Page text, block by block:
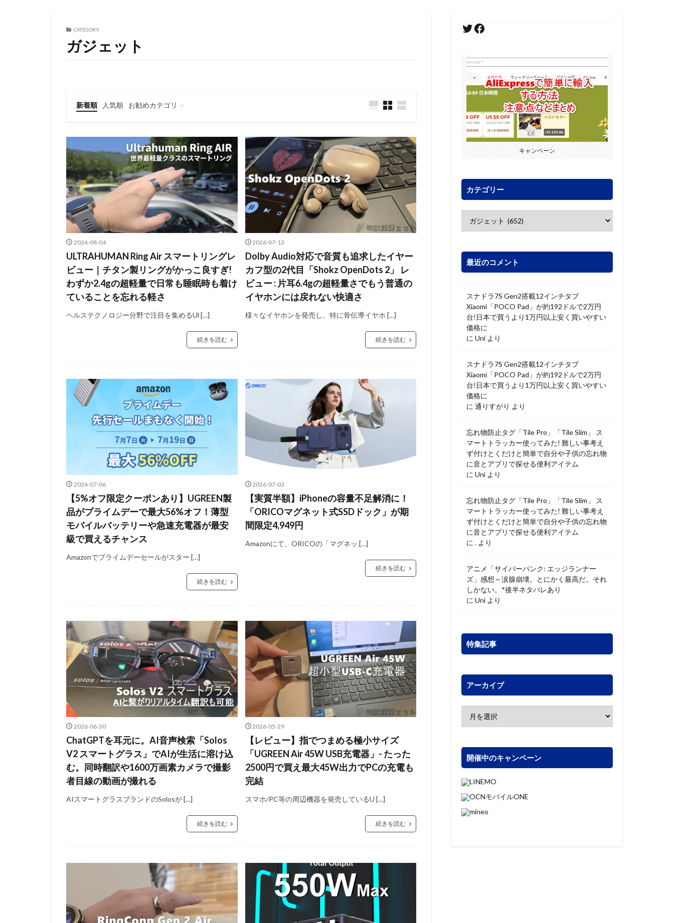
CATEGORY
ガジェット
新着順 人気順
お勧めカテゴリ
2026-08-04
ULTRAHUMAN Ring Air スマートリングレ
ビュー｜チタン製リングがかっこ良すぎ!
わずか2.4gの超軽量で日常も睡眠時も着け
ていることを忘れる軽さ
ヘルステクノロジー分野で注目を集めるUl […]
続きを読む
2026-07-13
Dolby Audio対応で音質も追求したイヤー
カフ型の2代目「Shokz OpenDots 2」 レ
ビュー : 片耳6.4gの超軽量さでもう普通の
イヤホンには戻れない快適さ
様々なイヤホンを発売し、特に骨伝導イヤホ […]
続きを読む
2026-07-06
【5%オフ限定クーポンあり】UGREEN製
品がプライムデーで最大56%オフ！薄型
モバイルバッテリーや急速充電器が最安
級で買えるチャンス
Amazonでプライムデーセールがスター […]
続きを読む
2026-07-03
【実質半額】iPhoneの容量不足解消に！
「ORICOマグネット式SSDドック」が期
間限定4,949円
Amazonにて、ORICOの「マグネッ […]
続きを読む
2026-06-30
ChatGPTを耳元に。AI音声検索「Solos
V2 スマートグラス」でAIが生活に溶け込
む。同時翻訳や1600万画素カメラで撮影
者目線の動画が撮れる
AIスマートグラスブランドのSolosが […]
続きを読む
2026-05-29
【レビュー】指でつまめる極小サイズ
「UGREEN Air 45W USB充電器」- たった
2500円で買え最大45W出力でPCの充電も
完結
スマホ/PC等の周辺機器を発売しているU […]
続きを読む
キャンペーン
カテゴリー
最近のコメント
スナドラ7S Gen2搭載12インチタブ
Xiaomi「POCO Pad」が約192ドルで2万円
台!日本で買うより1万円以上安く買いやすい
価格に
に Uni より
スナドラ7S Gen2搭載12インチタブ
Xiaomi「POCO Pad」が約192ドルで2万円
台!日本で買うより1万円以上安く買いやすい
価格に
に 通りすがり より
忘れ物防止タグ「Tile Pro」「Tile Slim」 ス
マートトラッカー使ってみた! 難しい事考え
ず付けとくだけと簡単で自分や子供の忘れ物
に音とアプリで探せる便利アイテム
に Uni より
忘れ物防止タグ「Tile Pro」「Tile Slim」 ス
マートトラッカー使ってみた! 難しい事考え
ず付けとくだけと簡単で自分や子供の忘れ物
に音とアプリで探せる便利アイテム
に . より
アニメ「サイバーパンク: エッジランナー
ズ」感想～涙腺崩壊。とにかく最高だ。それ
しかない。*後半ネタバレあり
に Uni より
特集記事
アーカイブ
開催中のキャンペーン